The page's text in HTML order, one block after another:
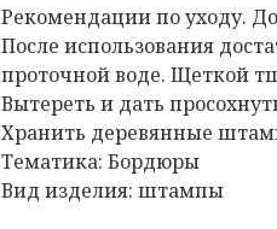
Рекомендации по уходу.
После использования
проточной воде. Щеткой
Вытереть и дать
Хранить деревянные
Тематика: Бордюры
Вид изделия: штампы